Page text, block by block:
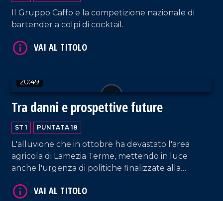
Il Gruppo Caffo e la competizione nazionale di
bartender a colpi di cocktail.
20:49
Tra danni e prospettive future
ST 1 PUNTATA 18
L'alluvione che in ottobre ha devastato l'area
agricola di Lamezia Terme, mettendo in luce
anche l'urgenza di politiche finalizzate alla
sogni e le aspettative degli imprenditori. Tra gli
VAI AL TITOLO
VAI AL TITOLO